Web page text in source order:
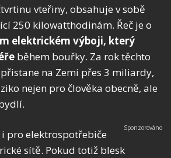
vteřiny, obsahuje v sobě
250 kilowatthodinám. Řeč je o
elektrickém výboji, který
během bouřky. Za rok těchto
na Zemi přes 3 miliardy,
nejen pro člověka obecně, ale
pro elektrospotřebiče
sítě. Pokud totiž blesk